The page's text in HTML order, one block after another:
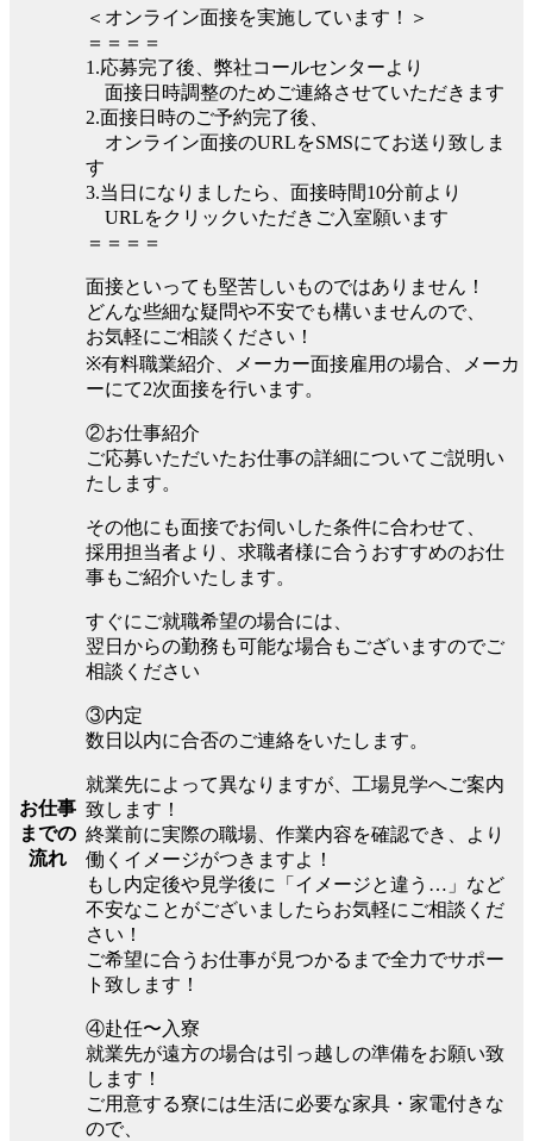
お仕事
までの
流れ
＜オンライン面接を実施しています！＞
＝＝＝＝
1.応募完了後、弊社コールセンターより
面接日時調整のためご連絡させていただきます
2.面接日時のご予約完了後、
オンライン面接のURLをSMSにてお送り致しま
す
3.当日になりましたら、面接時間10分前より
URLをクリックいただきご入室願います
＝＝＝＝
面接といっても堅苦しいものではありません！
どんな些細な疑問や不安でも構いませんので、
お気軽にご相談ください！
※有料職業紹介、メーカー面接雇用の場合、メーカ
ーにて2次面接を行います。
②お仕事紹介
ご応募いただいたお仕事の詳細についてご説明い
たします。
その他にも面接でお伺いした条件に合わせて、
採用担当者より、求職者様に合うおすすめのお仕
事もご紹介いたします。
すぐにご就職希望の場合には、
翌日からの勤務も可能な場合もございますのでご
相談ください
③内定
数日以内に合否のご連絡をいたします。
就業先によって異なりますが、工場見学へご案内
致します！
終業前に実際の職場、作業内容を確認でき、より
働くイメージがつきますよ！
もし内定後や見学後に「イメージと違う…」など
不安なことがございましたらお気軽にご相談くだ
さい！
ご希望に合うお仕事が見つかるまで全力でサポー
ト致します！
④赴任〜入寮
就業先が遠方の場合は引っ越しの準備をお願い致
します！
ご用意する寮には生活に必要な家具・家電付きな
ので、